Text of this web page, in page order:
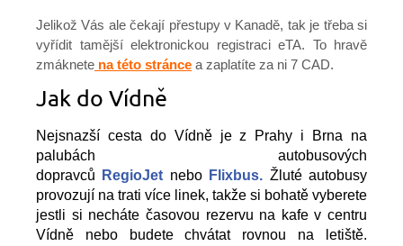
Jelikož Vás ale čekají přestupy v Kanadě, tak je třeba si
vyřídit tamější elektronickou registraci eTA. To hravě
zmáknete na této stránce a zaplatíte za ni 7 CAD.
Jak do Vídně
Nejsnazší cesta do Vídně je z Prahy i Brna na
palubách autobusových
dopravců
RegioJet nebo Flixbus. Žluté autobusy
provozují na trati více linek, takže si bohatě vyberete
jestli si necháte časovou rezervu na kafe v centru
Vídně nebo budete chvátat rovnou na letiště.